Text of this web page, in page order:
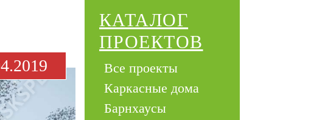
КАТАЛОГ
ПРОЕКТОВ
Все проекты
Каркасные дома
Барнхаусы